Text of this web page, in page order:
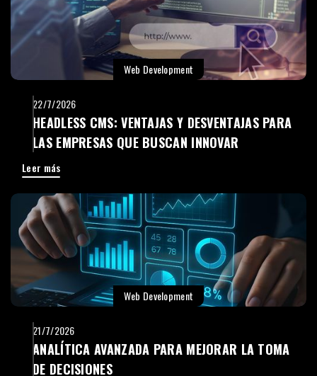
Web Development
22/7/2026
HEADLESS CMS: VENTAJAS Y DESVENTAJAS PARA
LAS EMPRESAS QUE BUSCAN INNOVAR
Leer más
Web Development
21/7/2026
ANALÍTICA AVANZADA PARA MEJORAR LA TOMA
DE DECISIONES